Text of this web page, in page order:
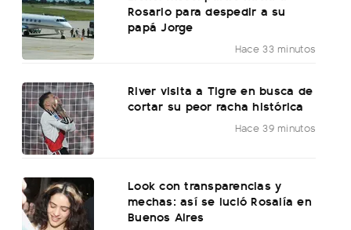
Rosario para despedir a su
papá Jorge
Hace 33 minutos
River visita a Tigre en busca de
cortar su peor racha histórica
Hace 39 minutos
Look con transparencias y
mechas: así se lució Rosalía en
Buenos Aires